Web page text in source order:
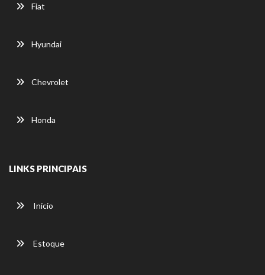
Fiat
Hyundai
Chevrolet
Honda
LINKS PRINCIPAIS
Início
Estoque